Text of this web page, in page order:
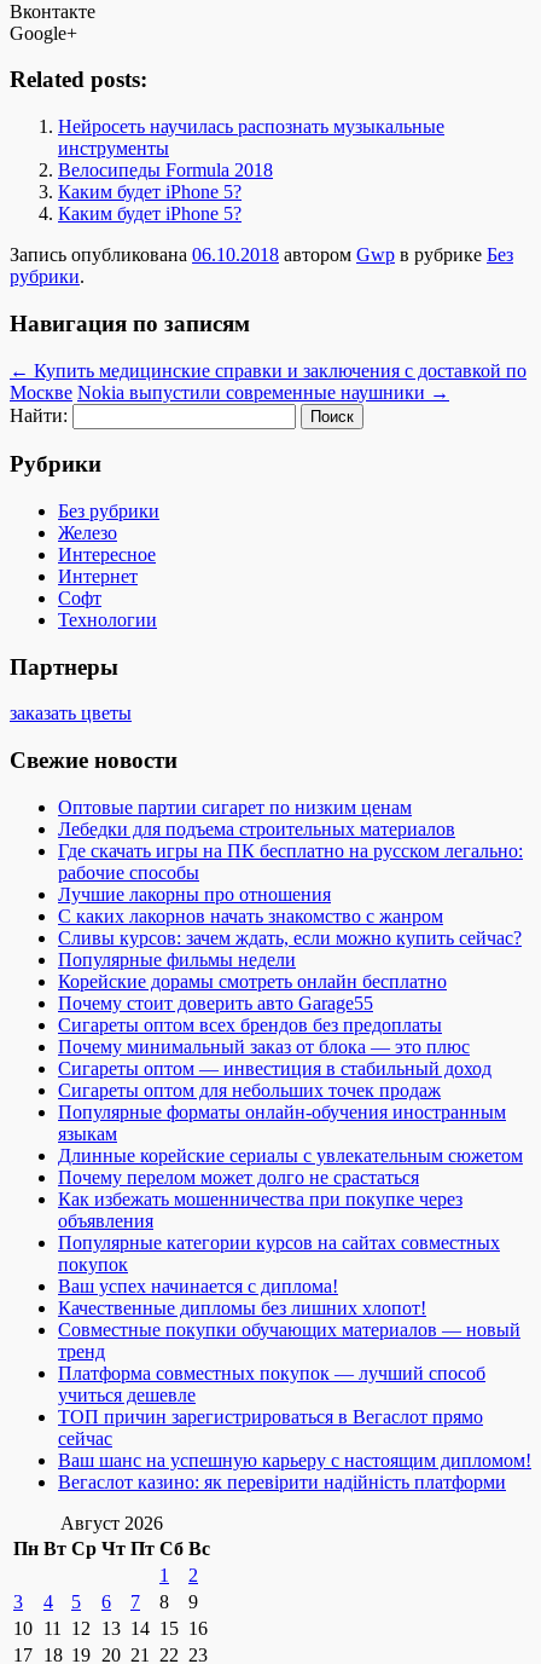
Вконтакте
Google+
Related posts:
Нейросеть научилась распознать музыкальные
инструменты
Велосипеды Formula 2018
Каким будет iPhone 5?
Каким будет iPhone 5?
Запись опубликована 06.10.2018 автором Gwp в рубрике Без
рубрики.
Навигация по записям
← Купить медицинские справки и заключения с доставкой по
Москве Nokia выпустили современные наушники →
Найти:
Рубрики
Без рубрики
Железо
Интересное
Интернет
Софт
Технологии
Партнеры
заказать цветы
Свежие новости
Оптовые партии сигарет по низким ценам
Лебедки для подъема строительных материалов
Где скачать игры на ПК бесплатно на русском легально:
рабочие способы
Лучшие лакорны про отношения
С каких лакорнов начать знакомство с жанром
Сливы курсов: зачем ждать, если можно купить сейчас?
Популярные фильмы недели
Корейские дорамы смотреть онлайн бесплатно
Почему стоит доверить авто Garage55
Сигареты оптом всех брендов без предоплаты
Почему минимальный заказ от блока — это плюс
Сигареты оптом — инвестиция в стабильный доход
Сигареты оптом для небольших точек продаж
Популярные форматы онлайн-обучения иностранным
языкам
Длинные корейские сериалы с увлекательным сюжетом
Почему перелом может долго не срастаться
Как избежать мошенничества при покупке через
объявления
Популярные категории курсов на сайтах совместных
покупок
Ваш успех начинается с диплома!
Качественные дипломы без лишних хлопот!
Совместные покупки обучающих материалов — новый
тренд
Платформа совместных покупок — лучший способ
учиться дешевле
ТОП причин зарегистрироваться в Вегаслот прямо
сейчас
Ваш шанс на успешную карьеру с настоящим дипломом!
Вегаслот казино: як перевірити надійність платформи
Август 2026
Пн Вт Ср Чт Пт Сб Вс
1
2
3
4 5 6 7 8
9
10 11 12 13 14 15 16
17 18 19 20 21 22 23